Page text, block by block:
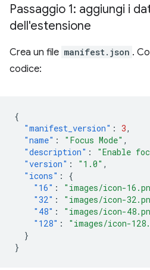
Passaggio 1: aggiungi i
dell'estensione
Crea un file manifest.json .
codice:
{
"manifest_version" : 3,
"name" : "Focus Mode" ,
"description" :
"Enable
"version" : "1.0" ,
"icons" :
{
"16" : "images/icon-
"32" : "images/icon-
"48" : "images/icon-
"128" :
"images/icon-
}
}